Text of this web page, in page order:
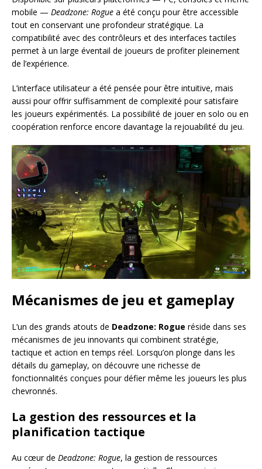
mobile — Deadzone: Rogue a été conçu pour être accessible
tout en conservant une profondeur stratégique. La
compatibilité avec des contrôleurs et des interfaces tactiles
permet à un large éventail de joueurs de profiter pleinement
de l’expérience.
L’interface utilisateur a été pensée pour être intuitive, mais
aussi pour offrir suffisamment de complexité pour satisfaire
les joueurs expérimentés. La possibilité de jouer en solo ou en
coopération renforce encore davantage la rejouabilité du jeu.
Mécanismes de jeu et gameplay
L’un des grands atouts de Deadzone: Rogue réside dans ses
mécanismes de jeu innovants qui combinent stratégie,
tactique et action en temps réel. Lorsqu’on plonge dans les
détails du gameplay, on découvre une richesse de
fonctionnalités conçues pour défier même les joueurs les plus
chevronnés.
La gestion des ressources et la
planification tactique
Au cœur de Deadzone: Rogue, la gestion de ressources